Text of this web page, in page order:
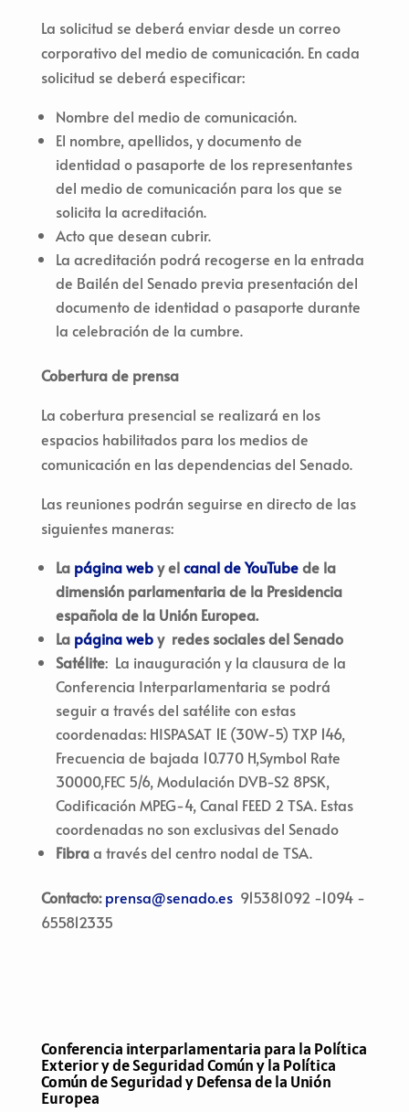
La solicitud se deberá enviar desde un correo
corporativo del medio de comunicación. En cada
solicitud se deberá especificar:
Nombre del medio de comunicación.
El nombre, apellidos, y documento de
identidad o pasaporte de los representantes
del medio de comunicación para los que se
solicita la acreditación.
Acto que desean cubrir.
La acreditación podrá recogerse en la entrada
de Bailén del Senado previa presentación del
documento de identidad o pasaporte durante
la celebración de la cumbre.
Cobertura de prensa
La cobertura presencial se realizará en los
espacios habilitados para los medios de
comunicación en las dependencias del Senado.
Las reuniones podrán seguirse en directo de las
siguientes maneras:
La página weby elcanal de YouTubede la
dimensión parlamentaria de la Presidencia
española de la Unión Europea.
La página weby redes sociales delSenado
Satélite: La inauguración y la clausura de la
Conferencia Interparlamentaria se podrá
seguir a través del satélite con estas
coordenadas: HISPASAT 1E (30W-5) TXP 146,
Frecuencia de bajada 10.770 H,Symbol Rate
30000,FEC 5/6, Modulación DVB-S2 8PSK,
Codificación MPEG-4, Canal FEED 2 TSA. Estas
coordenadas no son exclusivas del Senado
Fibraa través del centro nodal de TSA.
Contacto:prensa@senado.es915381092 -1094 -
655812335
Conferencia interparlamentaria para la Política
Exterior y de Seguridad Común y la Política
Común de Seguridad y Defensa de la Unión
Europea